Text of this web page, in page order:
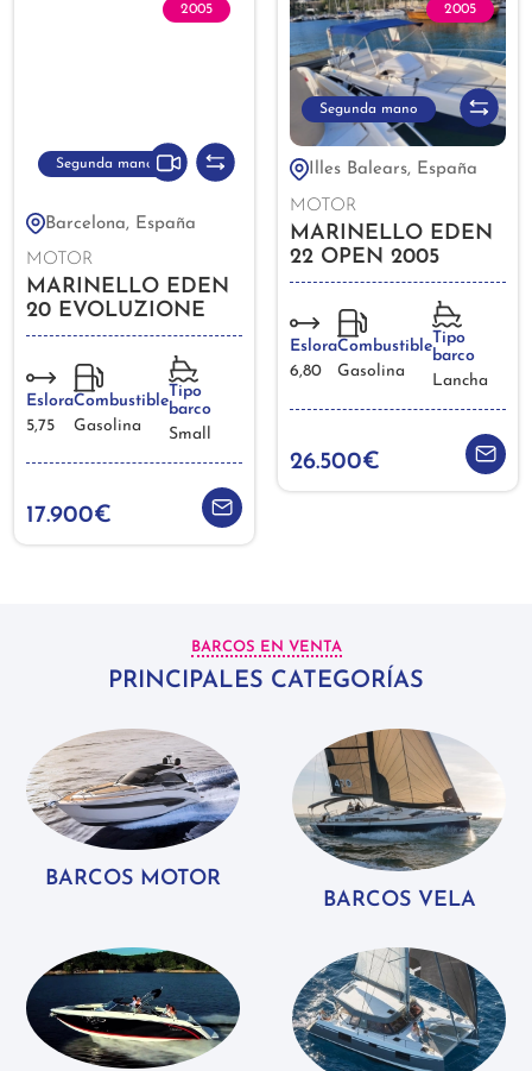
2005
Segunda mano
Barcelona, España
MOTOR
MARINELLO EDEN
20 EVOLUZIONE
2005
Eslora
5,75
Combustible
Gasolina
Tipo
barco
Small
17.900€
2005
Segunda mano
Illes Balears, España
MOTOR
MARINELLO EDEN
22 OPEN 2005
Eslora
6,80
Combustible
Gasolina
Tipo
barco
Lancha
26.500€
BARCOS EN VENTA
PRINCIPALES CATEGORÍAS
BARCOS MOTOR
BARCOS VELA